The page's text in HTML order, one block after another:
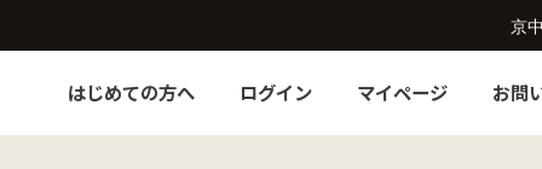
京
はじめての方へ ログイン マイページ お問